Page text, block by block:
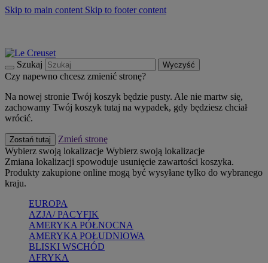
Skip to main content Skip to footer content
Szukaj Wyczyść
Czy napewno chcesz zmienić stronę?
Na nowej stronie Twój koszyk będzie pusty. Ale nie martw się,
zachowamy Twój koszyk tutaj na wypadek, gdy będziesz chciał
wrócić.
Zostań tutaj
Zmień stronę
Wybierz swoją lokalizacje Wybierz swoją lokalizacje
Zmiana lokalizacji spowoduje usunięcie zawartości koszyka.
Produkty zakupione online mogą być wysyłane tylko do wybranego
kraju.
EUROPA
AZJA/ PACYFIK
AMERYKA PÓŁNOCNA
AMERYKA POŁUDNIOWA
BLISKI WSCHÓD
AFRYKA